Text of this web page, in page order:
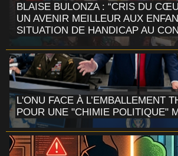
BLAISE BULONZA : “CRIS DU
UN AVENIR MEILLEUR AUX
SITUATION DE HANDICAP AU
L'ONU FACE À L’EMBALLEMENT
POUR UNE "CHIMIE POLITIQUE"